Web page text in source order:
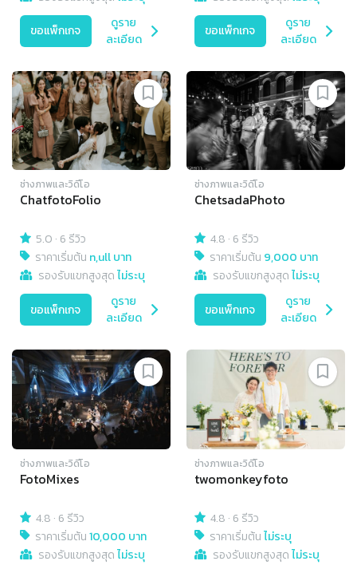
ขอแพ็กเกจ
ดูราย
ละเอียด
ขอแพ็กเกจ
ดูราย
ละเอียด
ช่างภาพและวิดีโอ
ChatfotoFolio
5.0 · 6 รีวิว
ราคาเริ่มต้น n,ull บาท
รองรับแขกสูงสุดไม่ระบุ
ขอแพ็กเกจ
ดูราย
ละเอียด
ช่างภาพและวิดีโอ
ChetsadaPhoto
4.8 · 6 รีวิว
ราคาเริ่มต้น 9,000 บาท
รองรับแขกสูงสุดไม่ระบุ
ขอแพ็กเกจ
ดูราย
ละเอียด
ช่างภาพและวิดีโอ
FotoMixes
4.8 · 6 รีวิว
ราคาเริ่มต้น10,000 บาท
รองรับแขกสูงสุดไม่ระบุ
ช่างภาพและวิดีโอ
twomonkeyfoto
4.8 · 6 รีวิว
ราคาเริ่มต้นไม่ระบุ
รองรับแขกสูงสุดไม่ระบุ